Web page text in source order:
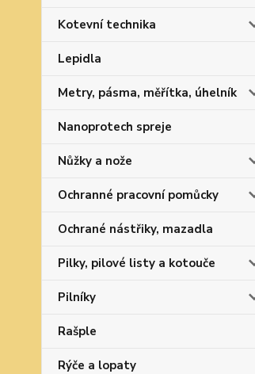
Kotevní technika
Lepidla
Metry, pásma, měřítka, úhelník
Nanoprotech spreje
Nůžky a nože
Ochranné pracovní pomůcky
Ochrané nástřiky, mazadla
Pilky, pilové listy a kotouče
Pilníky
Rašple
Rýče a lopaty